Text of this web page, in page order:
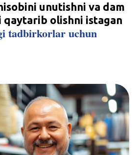
unutishni va dam
olishni istagan
tadbirkorlar uchun